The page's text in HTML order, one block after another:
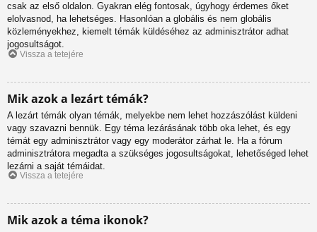
csak az első oldalon. Gyakran elég fontosak, úgyhogy érdemes őket
elolvasnod, ha lehetséges. Hasonlóan a globális és nem globális
közleményekhez, kiemelt témák küldéséhez az adminisztrátor adhat
jogosultságot.
Vissza a tetejére
Mik azok a lezárt témák?
A lezárt témák olyan témák, melyekbe nem lehet hozzászólást küldeni
vagy szavazni bennük. Egy téma lezárásának több oka lehet, és egy
témát egy adminisztrátor vagy egy moderátor zárhat le. Ha a fórum
adminisztrátora megadta a szükséges jogosultságokat, lehetőséged lehet
lezárni a saját témáidat.
Vissza a tetejére
Mik azok a téma ikonok?